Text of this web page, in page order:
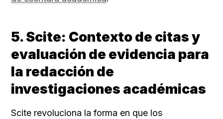
5. Scite: Contexto de citas y
evaluación de evidencia para
la redacción de
investigaciones académicas
Scite revoluciona la forma en que los